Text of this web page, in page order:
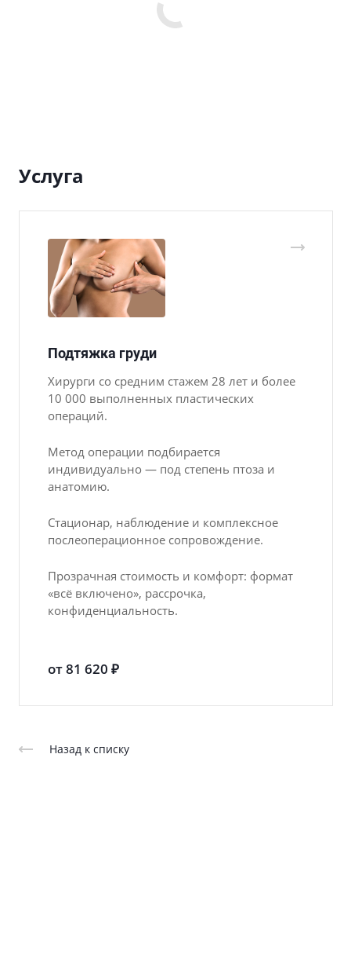
Услуга
Подтяжка груди
Хирурги со средним стажем 28 лет и более
10 000 выполненных пластических
операций.
Метод операции подбирается
индивидуально — под степень птоза и
анатомию.
Стационар, наблюдение и комплексное
послеоперационное сопровождение.
Прозрачная стоимость и комфорт: формат
«всё включено», рассрочка,
конфиденциальность.
от 81 620 ₽
Назад к списку